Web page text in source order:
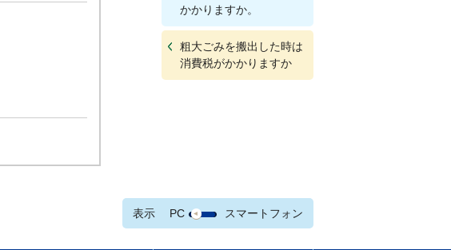
かかりますか。
粗大ごみを搬出した時は
消費税がかかりますか
表示 PC スマートフォン